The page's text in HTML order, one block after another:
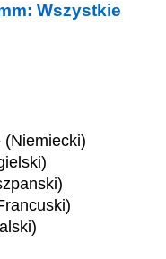
Wszystkie
(Niemiecki)